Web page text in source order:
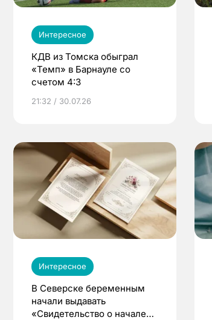
Интересное
КДВ из Томска обыграл
«Темп» в Барнауле со
счетом 4:3
21:32 / 30.07.26
Интересное
В Северске беременным
начали выдавать
«Свидетельство о начале